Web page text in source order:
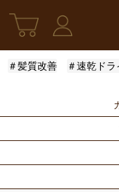
＃髪質改善 ＃速乾ド
新発売
アウトバストリー
指定なし
モロッカンオイル
ふんわり